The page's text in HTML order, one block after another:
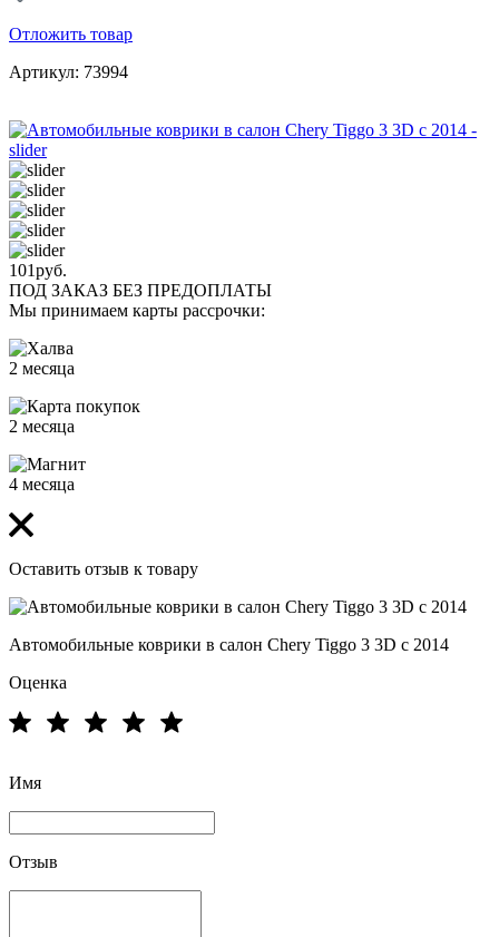
Отложить товар
Артикул: 73994
101руб.
ПОД ЗАКАЗ БЕЗ ПРЕДОПЛАТЫ
Мы принимаем карты рассрочки:
2 месяца
2 месяца
4 месяца
Оставить отзыв к товару
Автомобильные коврики в салон Chery Tiggo 3 3D с 2014
Оценка
Имя
Отзыв